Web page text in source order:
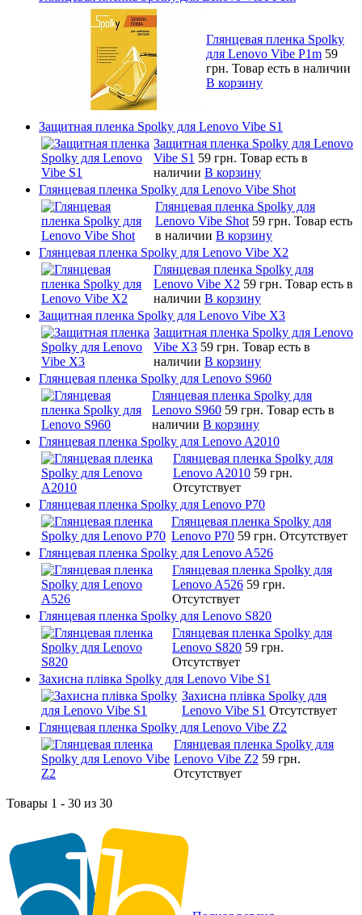
Глянцевая пленка Spolky
для Lenovo Vibe P1m 59
грн. Товар есть в наличии
В корзину
Защитная пленка Spolky для Lenovo Vibe S1
Защитная пленка Spolky для Lenovo
Vibe S1 59 грн. Товар есть в
наличии В корзину
Глянцевая пленка Spolky для Lenovo Vibe Shot
Глянцевая пленка Spolky для
Lenovo Vibe Shot 59 грн. Товар есть
в наличии В корзину
Глянцевая пленка Spolky для Lenovo Vibe X2
Глянцевая пленка Spolky для
Lenovo Vibe X2 59 грн. Товар есть в
наличии В корзину
Защитная пленка Spolky для Lenovo Vibe X3
Защитная пленка Spolky для Lenovo
Vibe X3 59 грн. Товар есть в
наличии В корзину
Глянцевая пленка Spolky для Lenovo S960
Глянцевая пленка Spolky для
Lenovo S960 59 грн. Товар есть в
наличии В корзину
Глянцевая пленка Spolky для Lenovo A2010
Глянцевая пленка Spolky для
Lenovo A2010 59 грн.
Отсутствует
Глянцевая пленка Spolky для Lenovo P70
Глянцевая пленка Spolky для
Lenovo P70 59 грн. Отсутствует
Глянцевая пленка Spolky для Lenovo A526
Глянцевая пленка Spolky для
Lenovo A526 59 грн.
Отсутствует
Глянцевая пленка Spolky для Lenovo S820
Глянцевая пленка Spolky для
Lenovo S820 59 грн.
Отсутствует
Захисна плівка Spolky для Lenovo Vibe S1
Захисна плівка Spolky для
Lenovo Vibe S1 Отсутствует
Глянцевая пленка Spolky для Lenovo Vibe Z2
Глянцевая пленка Spolky для
Lenovo Vibe Z2 59 грн.
Отсутствует
Товары 1 - 30 из 30